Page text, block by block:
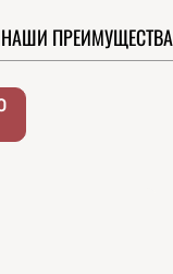
НАШИ ПРЕИМУЩЕСТВА